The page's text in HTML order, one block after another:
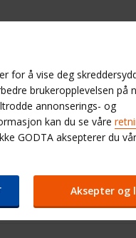
Produkter
Utlandet
for å vise deg
brukeropplevelsen på
annonserings- og
kan du se våre
GODTA aksepterer du
Aksepter og